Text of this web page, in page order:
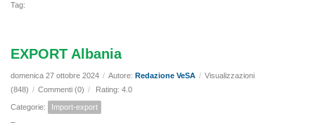
Tag:
EXPORT Albania
domenica 27 ottobre 2024 / Autore: Redazione VeSA / Visualizzazioni
(848) / Commenti (0) / Rating: 4.0
Categorie: Import-export